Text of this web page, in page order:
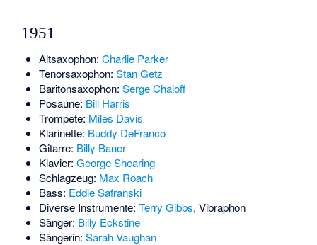
1951
Altsaxophon: Charlie Parker
Tenorsaxophon: Stan Getz
Baritonsaxophon: Serge Chaloff
Posaune: Bill Harris
Trompete: Miles Davis
Klarinette: Buddy DeFranco
Gitarre: Billy Bauer
Klavier: George Shearing
Schlagzeug: Max Roach
Bass: Eddie Safranski
Diverse Instrumente: Terry Gibbs, Vibraphon
Sänger: Billy Eckstine
Sängerin: Sarah Vaughan